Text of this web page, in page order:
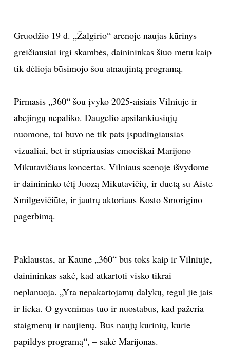
Gruodžio 19 d. „Žalgirio“ arenoje naujas kūrinys
greičiausiai irgi skambės, dainininkas šiuo metu kaip
tik dėlioja būsimojo šou atnaujintą programą.
Pirmasis „360“ šou įvyko 2025-aisiais Vilniuje ir
abejingų nepaliko. Daugelio apsilankiusiųjų
nuomone, tai buvo ne tik pats įspūdingiausias
vizualiai, bet ir stipriausias emociškai Marijono
Mikutavičiaus koncertas. Vilniaus scenoje išvydome
ir dainininko tėtį Juozą Mikutavičių, ir duetą su Aiste
Smilgevičiūte, ir jautrų aktoriaus Kosto Smorigino
pagerbimą.
Paklaustas, ar Kaune „360“ bus toks kaip ir Vilniuje,
dainininkas sakė, kad atkartoti visko tikrai
neplanuoja. „Yra nepakartojamų dalykų, tegul jie jais
ir lieka. O gyvenimas tuo ir nuostabus, kad pažeria
staigmenų ir naujienų. Bus naujų kūrinių, kurie
papildys programą“, – sakė Marijonas.